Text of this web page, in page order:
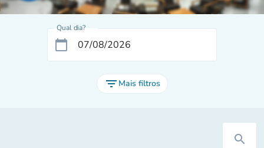
Qual dia?
calendar_today
filter_list Mais filtros
search